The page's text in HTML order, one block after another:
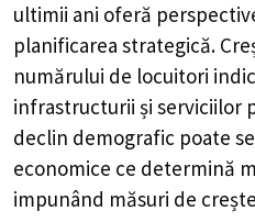
ultimii ani oferă
planificarea strategică.
numărului de locuitori
infrastructurii și serviciilor
declin demografic poate
economice ce determină
impunând măsuri de